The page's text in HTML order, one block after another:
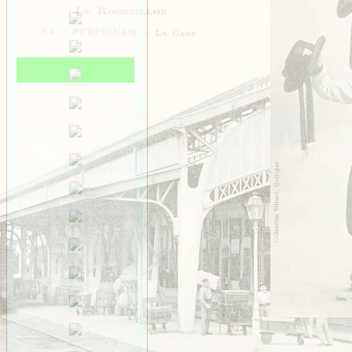
Saint-Ouen-des-Alleux
Saint-Père-Marc-en-
Saint-Senoux
Saint-Servan
Saint-Suliac
Saint-Thurial
Saint-Énogat
Saint-Étienne-en-
Sens-de-Bretagne
Servon
Taillis
Thorigné
Vezin
VITRÉ